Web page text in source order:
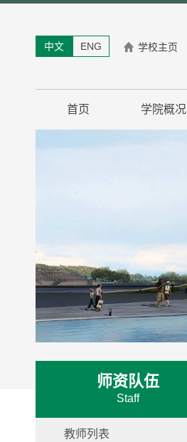
中文 ENG 学校主页
首页 学院概况
师资队伍
Staff
教师列表